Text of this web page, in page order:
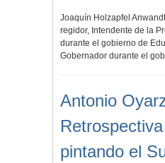
Joaquín Holzapfel
regidor, Intendente de la
durante el gobierno de
Gobernador durante el
Antonio
pintando el